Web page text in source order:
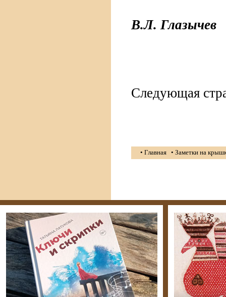
В.Л. Глазычев
Следующая
• Главная • Заметки на